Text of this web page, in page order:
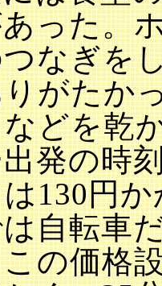
った。
なぎを
がたか
どを乾
発の時刻
130円
自転車
の価格